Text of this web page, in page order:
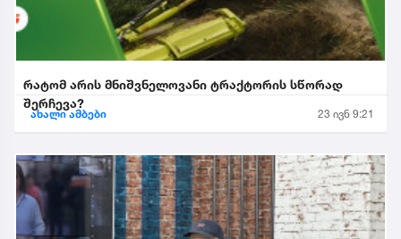
რატომ არის მნიშვნელოვანი ტრაქტორის სწორად
შერჩევა?
ახალი ამბები 23 ივნ 9:21